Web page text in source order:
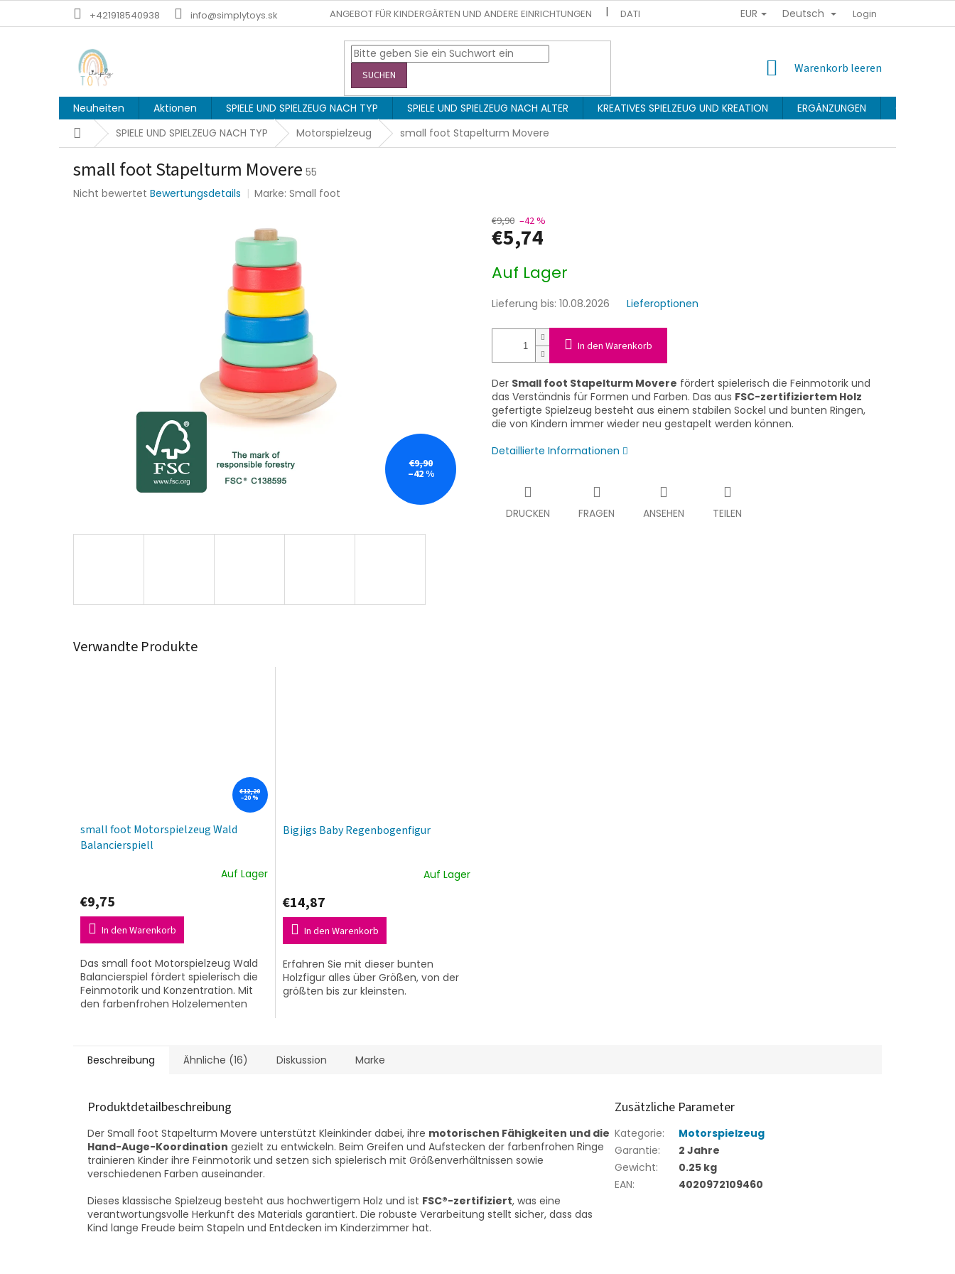
+421918540938 info@simplytoys.sk ANGEBOT FÜR KINDERGÄRTEN UND ANDERE EINRICHTUNGEN DATENSCHUTZRICHTLINIE GESCHÄFTSBEDINGUNGEN
EUR Deutsch Login
SUCHEN
WARENKORB
Warenkorb leeren
Neuheiten Aktionen SPIELE UND SPIELZEUG NACH TYP SPIELE UND SPIELZEUG NACH ALTER KREATIVES SPIELZEUG UND KREATION ERGÄNZUNGEN
StartseiteSPIELE UND SPIELZEUG NACH TYP Motorspielzeug small foot Stapelturm Movere
small foot Stapelturm Movere 55
Die
Nicht bewertet Bewertungsdetails Marke:Small foot
€9,90
–42 %
€9,90 –42 %
€5,74
Auf Lager
Lieferung bis: 10.08.2026 Lieferoptionen
In den Warenkorb
Der Small foot Stapelturm Movere fördert spielerisch die Feinmotorik und
das Verständnis für Formen und Farben. Das aus FSC-zertifiziertem Holz
gefertigte Spielzeug besteht aus einem stabilen Sockel und bunten Ringen,
die von Kindern immer wieder neu gestapelt werden können.
Detaillierte Informationen
DRUCKEN FRAGEN ANSEHEN TEILEN
Verwandte Produkte
€12,20
–20 %
small foot Motorspielzeug Wald
Balancierspiell
Auf Lager
€9,75
In den Warenkorb
Das small foot Motorspielzeug Wald
Balancierspiel fördert spielerisch die
Feinmotorik und Konzentration. Mit
den farbenfrohen Holzelementen
Bigjigs Baby Regenbogenfigur
Auf Lager
€14,87
In den Warenkorb
Erfahren Sie mit dieser bunten
Holzfigur alles über Größen, von der
größten bis zur kleinsten.
Beschreibung Ähnliche (16) Diskussion Marke
Produktdetailbeschreibung
Der Small foot Stapelturm Movere unterstützt Kleinkinder dabei, ihre motorischen Fähigkeiten und die
Hand-Auge-Koordination gezielt zu entwickeln. Beim Greifen und Aufstecken der farbenfrohen Ringe
trainieren Kinder ihre Feinmotorik und setzen sich spielerisch mit Größenverhältnissen sowie
verschiedenen Farben auseinander.
Dieses klassische Spielzeug besteht aus hochwertigem Holz und ist FSC®-zertifiziert, was eine
verantwortungsvolle Herkunft des Materials garantiert. Die robuste Verarbeitung stellt sicher, dass das
Kind lange Freude beim Stapeln und Entdecken im Kinderzimmer hat.
Zusätzliche Parameter
Kategorie:
Motorspielzeug
Garantie:
2 Jahre
Gewicht:
0.25 kg
EAN: 4020972109460